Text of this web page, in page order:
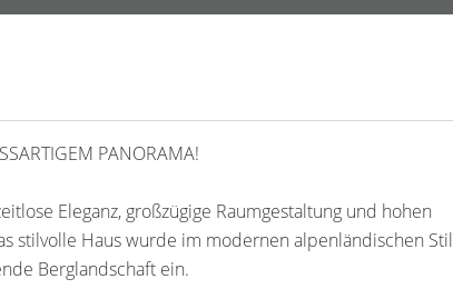
PANORAMA!
Eleganz, großzügige Raumgestaltung und hohen
stilvolle Haus wurde im modernen alpenländischen Stil
Berglandschaft ein.